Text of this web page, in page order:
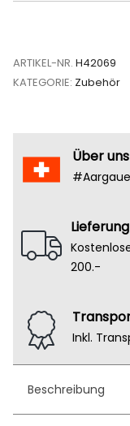
ARTIKEL-NR. H42069
KATEGORIE: Zubehör
Über uns
Lieferung
200.-
Inkl.
Beschreibung